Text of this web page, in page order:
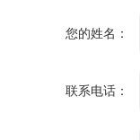
您的姓名：
联系电话：